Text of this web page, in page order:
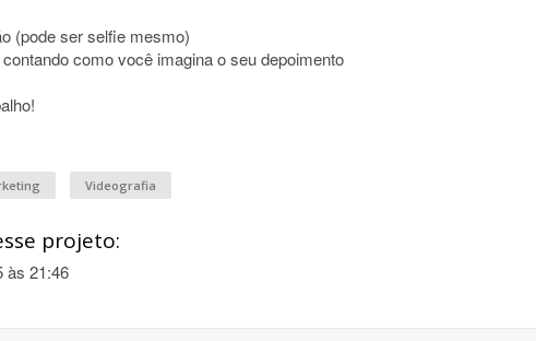
(pode ser selfie mesmo)
como você imagina o seu depoimento
Videografia
projeto:
às 21:46